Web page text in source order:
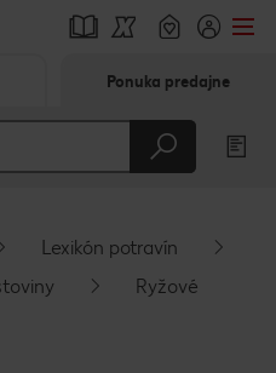
Ponuka predajne
Lexikón potravín
Ryžové